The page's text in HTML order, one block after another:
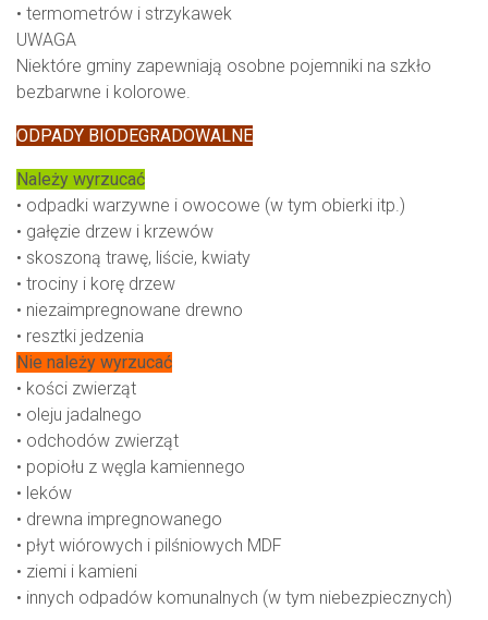
• termometrów i strzykawek
UWAGA
Niektóre gminy zapewniają osobne pojemniki na szkło
bezbarwne i kolorowe.
ODPADY BIODEGRADOWALNE
Należy wyrzucać
• odpadki warzywne i owocowe (w tym obierki itp.)
• gałęzie drzew i krzewów
• skoszoną trawę, liście, kwiaty
• trociny i korę drzew
• niezaimpregnowane drewno
• resztki jedzenia
Nie należy wyrzucać
• kości zwierząt
• oleju jadalnego
• odchodów zwierząt
• popiołu z węgla kamiennego
• leków
• drewna impregnowanego
• płyt wiórowych i pilśniowych MDF
• ziemi i kamieni
• innych odpadów komunalnych (w tym niebezpiecznych)